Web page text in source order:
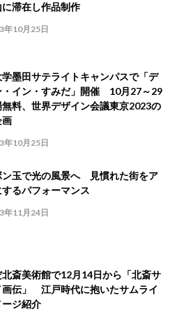
滞在し作品制作
年10月25日
墨田サテライトキャンパスで「デ
・イン・すみだ」開催 10月27～29
無料、世界デザイン会議東京2023の
画
年10月25日
ン玉で光の風景へ 見慣れた街をア
するパフォーマンス
年11月24日
斎美術館で12月14日から「北斎サ
画伝」 江戸時代に抱いたサムライ
ジ紹介